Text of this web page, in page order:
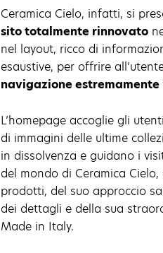
Ceramica Cielo, infatti, si
sito totalmente rinnovato
nel layout, ricco di
esaustive, per offrire
navigazione
L’homepage accoglie gli
di immagini delle ultime
in dissolvenza e guidano i
del mondo di Ceramica Cielo,
prodotti, del suo approccio
dei dettagli e della sua
Made in Italy.